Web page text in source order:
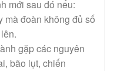
mới sau đó nếu:
mà đoàn không đủ số
gặp các nguyên
bão lụt, chiến